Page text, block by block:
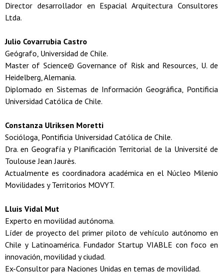
Director desarrollador en Espacial Arquitectura Consultores
Ltda.
Julio Covarrubia Castro
Geógrafo, Universidad de Chile.
Master of Science© Governance of Risk and Resources, U. de
Heidelberg, Alemania.
Diplomado en Sistemas de Información Geográfica, Pontificia
Universidad Católica de Chile.
Constanza Ulriksen Moretti
Socióloga, Pontificia Universidad Católica de Chile.
Dra. en Geografía y Planificación Territorial de la Université de
Toulouse Jean Jaurès.
Actualmente es coordinadora académica en el Núcleo Milenio
Movilidades y Territorios MOVYT.
Lluis Vidal Mut
Experto en movilidad autónoma.
Líder de proyecto del primer piloto de vehículo autónomo en
Chile y Latinoamérica. Fundador Startup VIABLE con foco en
innovación, movilidad y ciudad.
Ex-Consultor para Naciones Unidas en temas de movilidad.